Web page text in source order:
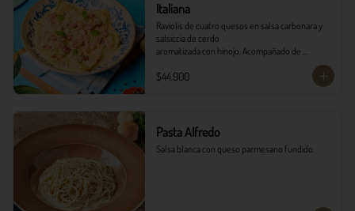
Italiana
Raviolis de cuatro quesos en salsa carbonara y
salsiccia de cerdo
aromatizada con hinojo. Acompañado de
fresca y pancitos il forno.
$44.900
Pasta Alfredo
Salsa blanca con queso parmesano fundido.